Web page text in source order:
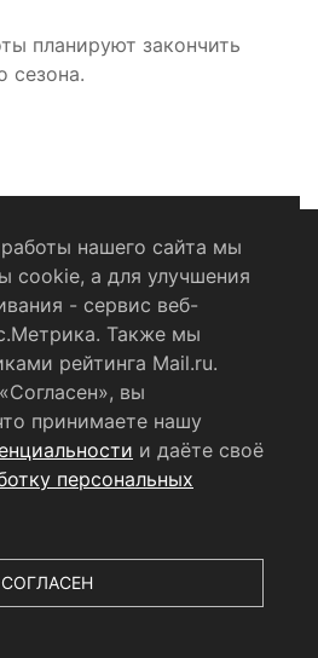
планируют закончить
сезона.
конфиденциальности
персональных данных
RSS-лента
издание Щёлковское ТВ.
о регистрации СМИ
г.
коммуникаций (РОСКОМНАДЗОР).
нашего сайта мы
cookie, а для улучшения
- сервис веб-
Также мы
рейтинга Mail.ru.
вы
принимаете нашу
и даёте своё
персональных
СОГЛАСЕН